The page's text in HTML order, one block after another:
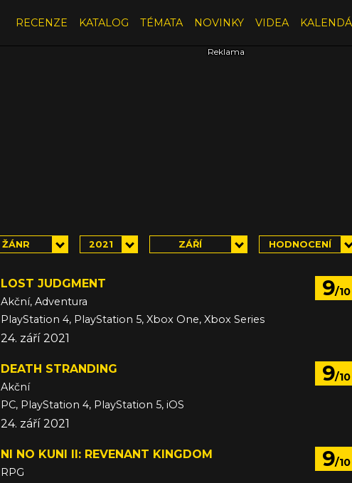
RECENZE KATALOG TÉMATA NOVINKY VIDEA
ŽÁNR 2021 ZÁŘÍ HODNOCENÍ
9/10
LOST JUDGMENT
Akční, Adventura
PlayStation 4, PlayStation 5, Xbox One, Xbox Series
24. září 2021
9/10
DEATH STRANDING
Akční
PC, PlayStation 4, PlayStation 5, iOS
24. září 2021
9/10
NI NO KUNI II: REVENANT KINGDOM
RPG